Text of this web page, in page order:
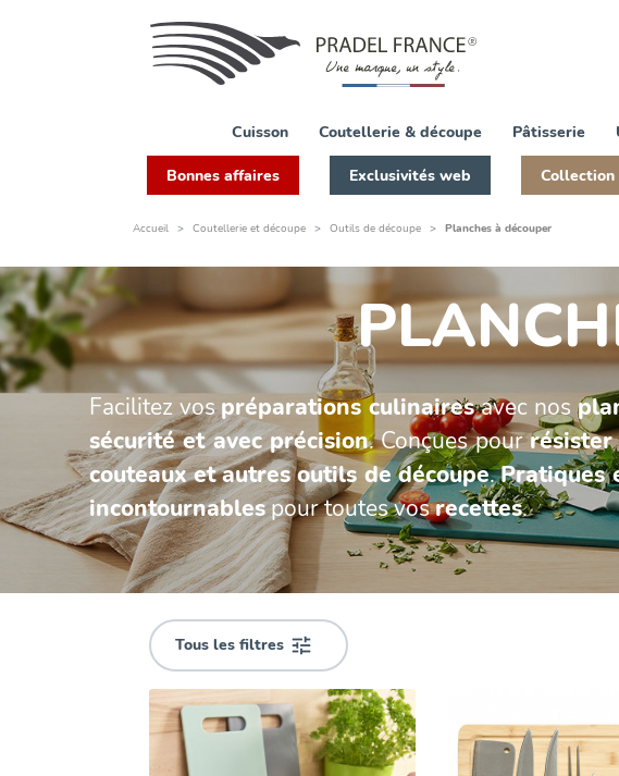
Cuisson Coutellerie & découpe Pâtisserie
Bonnes affaires
Exclusivités web Collection
Accueil Coutellerie et découpe Outils de découpe Planches à découper
Acier
inoxydable
bambou
plastique
Verre
Compatible
Lave-
vaisselle
Facilitez vospréparations culinairesavec nos
sécurité et avec précision. Conçues pour
couteaux et autres outils de découpe.Pratiques
incontournablespour toutes vosrecettes.
Tous les filtres 